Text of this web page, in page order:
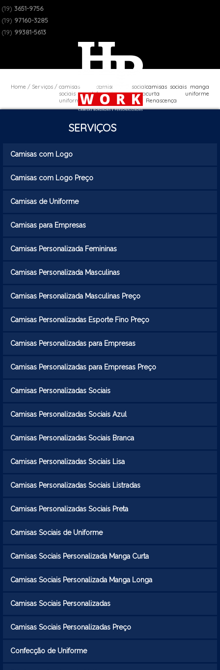
(19) 3651-9756
(19) 97160-3285
(19) 99381-5613
Home Serviços
camisas
sociais de
uniforme
camisa social
feminina para
uniforme
camisas sociais manga
curta uniforme
Renascença
SERVIÇOS
Camisas com Logo
Camisas com Logo Preço
Camisas de Uniforme
Camisas para Empresas
Camisas Personalizada Femininas
Camisas Personalizada Masculinas
Camisas Personalizada Masculinas Preço
Camisas Personalizadas Esporte Fino Preço
Camisas Personalizadas para Empresas
Camisas Personalizadas para Empresas Preço
Camisas Personalizadas Sociais
Camisas Personalizadas Sociais Azul
Camisas Personalizadas Sociais Branca
Camisas Personalizadas Sociais Lisa
Camisas Personalizadas Sociais Listradas
Camisas Personalizadas Sociais Preta
Camisas Sociais de Uniforme
Camisas Sociais Personalizada Manga Curta
Camisas Sociais Personalizada Manga Longa
Camisas Sociais Personalizadas
Camisas Sociais Personalizadas Preço
Confecção de Uniforme